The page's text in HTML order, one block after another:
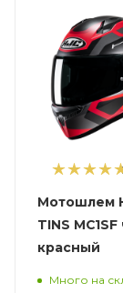
1
Мотошлем
TINS
красный
Много на